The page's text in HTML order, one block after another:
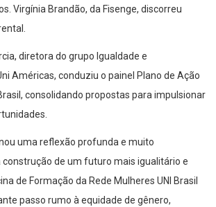
Virgínia Brandão, da Fisenge, discorreu
diretora do grupo Igualdade e
Américas, conduziu o painel Plano de Ação
consolidando propostas para impulsionar
uma reflexão profunda e muito
de um futuro mais igualitário e
de Formação da Rede Mulheres UNI Brasil
passo rumo à equidade de gênero,